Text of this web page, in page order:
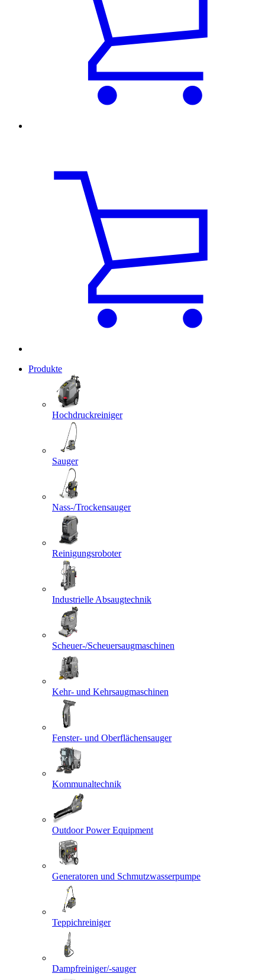
Produkte
Hochdruckreiniger
Sauger
Nass-/Trockensauger
Reinigungsroboter
Industrielle Absaugtechnik
Scheuer-/Scheuersaugmaschinen
Kehr- und Kehrsaugmaschinen
Fenster- und Oberflächensauger
Kommunaltechnik
Outdoor Power Equipment
Generatoren und Schmutzwasserpumpe
Teppichreiniger
Dampfreiniger/-sauger